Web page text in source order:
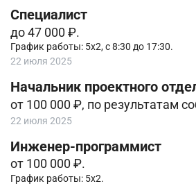
Специалист
до 47 000 ₽.
График работы: 5х2, с 8:30 до 17:30.
22 июля 2025
Начальник проектного
от 100 000 ₽, по результатам
22 июля 2025
Инженер-программист
от 100 000 ₽.
График работы: 5х2.